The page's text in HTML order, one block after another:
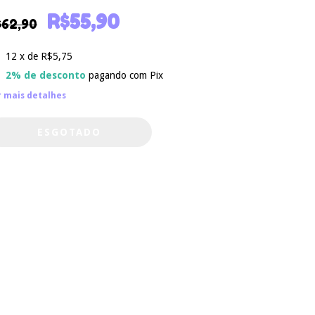
R$55,90
12 x de R$5,75
2% de desconto pagando com Pix
mais detalhes